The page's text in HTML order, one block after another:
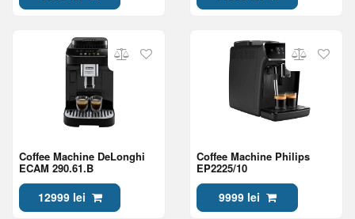
Coffee Machine DeLonghi
ECAM 290.61.B
12999 lei
Coffee Machine Philips
EP2225/10
9999 lei